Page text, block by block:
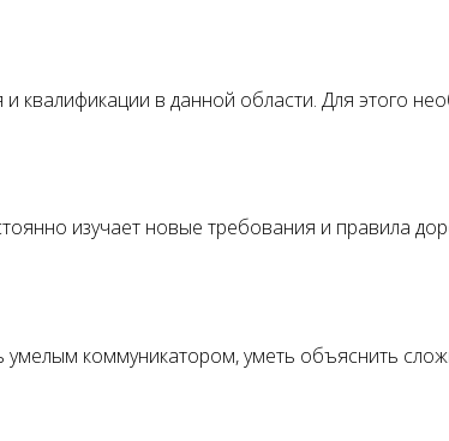
квалификации в данной области. Для этого
изучает новые требования и правила
коммуникатором, уметь объяснить